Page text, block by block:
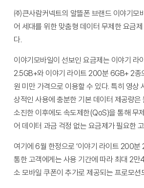
㈜큰사람커넥트의 알뜰폰 브랜드 이야기모
어 세대를 위한 맞춤형 데이터 무제한 요금
다.
이야기모바일이 선보인 요금제는 이야기 라
2.5GB+와 이야기 라이트 200분 6GB+ 2종
원 미만 가격으로 이용할 수 있다. 특히 영상
상적인 사용에 충분한 기본 데이터 제공량은
소진한 이후에도 속도제한(QoS)을 통해 무
어 데이터 과금 걱정 없는 요금제가 필요한
여기에 6월 한정으로 ‘이야기 라이트 200분
통한 고객에게는 사용 기간에 따라 최대 2만
소 모바일 쿠폰이 추가로 제공되는 프로모션